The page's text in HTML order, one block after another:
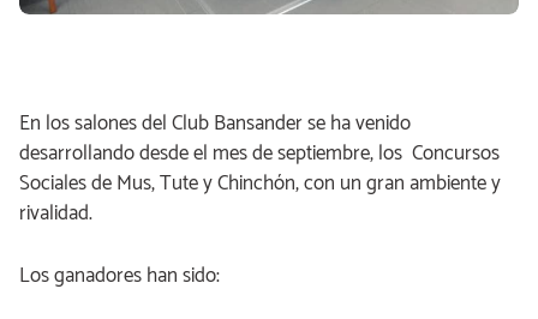
En los salones del Club Bansander se ha venido
desarrollando desde el mes de septiembre, los Concursos
Sociales de Mus, Tute y Chinchón, con un gran ambiente y
rivalidad.
Los ganadores han sido: